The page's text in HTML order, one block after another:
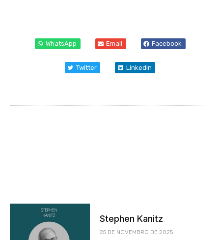
WhatsApp Email Facebook
Twitter LinkedIn
Stephen Kanitz
25 DE NOVEMBRO DE 2025